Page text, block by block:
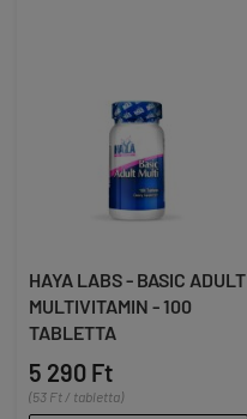
HAYA LABS - BASIC ADULT
MULTIVITAMIN - 100
TABLETTA
5 290 Ft
(53 Ft / tabletta)